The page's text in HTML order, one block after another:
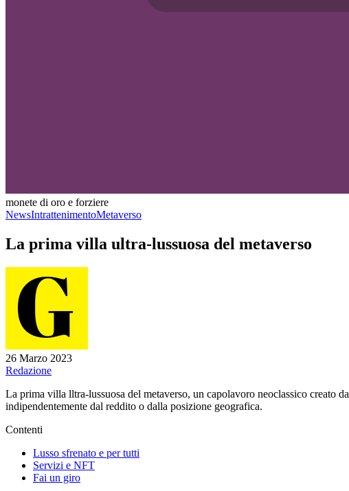
monete di oro e forziere
NewsIntrattenimentoMetaverso
La prima villa ultra-lussuosa del metaverso
26 Marzo 2023
Redazione
La prima villa lltra-lussuosa del metaverso, un capolavoro neoclassico creato
indipendentemente dal reddito o dalla posizione geografica.
Contenti
Lusso sfrenato e per tutti
Servizi e NFT
Fai un giro